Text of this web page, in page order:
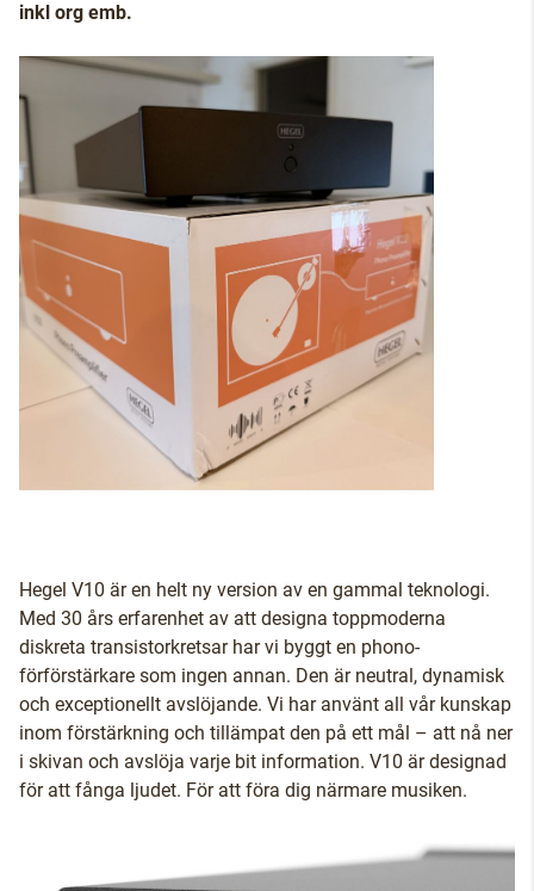
inkl org emb.
Hegel V10 är en helt ny version av en gammal teknologi.
Med 30 års erfarenhet av att designa toppmoderna
diskreta transistorkretsar har vi byggt en phono-
förförstärkare som ingen annan. Den är neutral, dynamisk
och exceptionellt avslöjande. Vi har använt all vår kunskap
inom förstärkning och tillämpat den på ett mål – att nå ner
i skivan och avslöja varje bit information. V10 är designad
för att fånga ljudet. För att föra dig närmare musiken.